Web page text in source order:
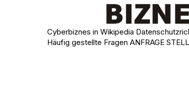
Cyberbiznes in Wikipedia
Häufig gestellte Fragen ANFRAGE